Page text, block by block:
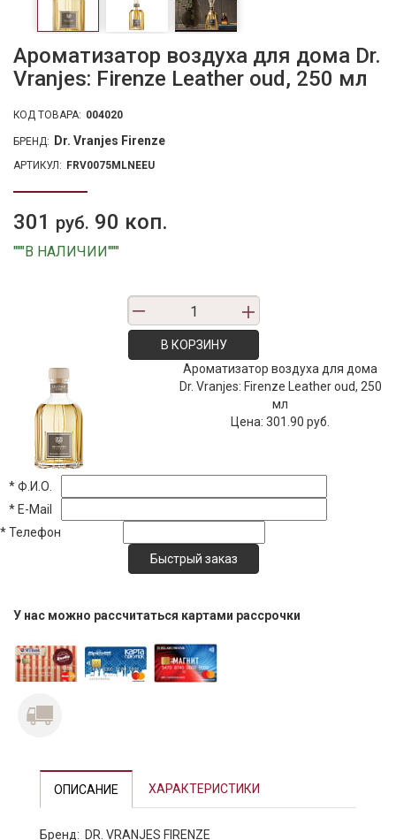
Ароматизатор воздуха для дома Dr.
Vranjes: Firenze Leather oud, 250 мл
КОД ТОВАРА: 004020
БРЕНД: Dr. Vranjes Firenze
АРТИКУЛ: FRV0075MLNEEU
301 руб. 90 коп.
"""В НАЛИЧИИ"""
В КОРЗИНУ
Ароматизатор воздуха для дома
Dr. Vranjes: Firenze Leather oud, 250
мл
Цена:301.90 руб.
*Ф.И.О.
* E-Mail
*Телефон
У нас можно рассчитаться картами рассрочки
ОПИСАНИЕ ХАРАКТЕРИСТИКИ
Бренд: DR. VRANJES FIRENZE